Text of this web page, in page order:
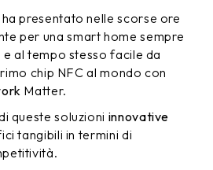
presentato nelle scorse ore
per una smart home sempre
al tempo stesso facile da
chip NFC al mondo con
Matter.
queste soluzioni innovative
tangibili in termini di